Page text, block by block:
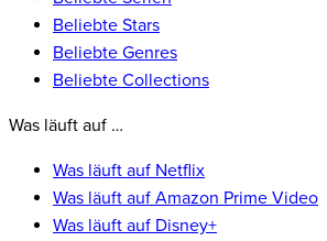
Beliebte Stars
Beliebte Genres
Beliebte Collections
Was läuft auf …
Was läuft auf Netflix
Was läuft auf Amazon Prime Video
Was läuft auf Disney+